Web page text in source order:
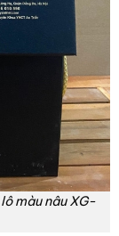
màu nâu XG-